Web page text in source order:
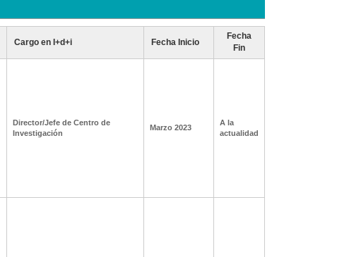
Cargo en I+d+i Fecha Inicio
Fecha
Fin
Director/Jefe de Centro de
Investigación
Marzo 2023
A la
actualidad